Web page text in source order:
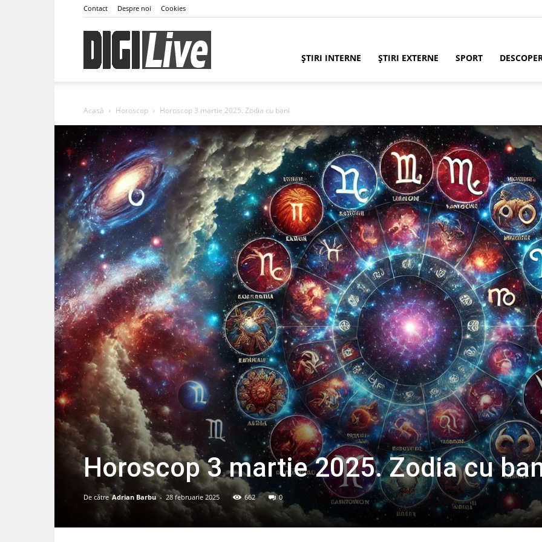
Contact Despre noi Cookies
ȘTIRI INTERNE ȘTIRI EXTERNE SPORT
Acasă Horoscop Horoscop 3 martie 2025. Zodia cu bani
Horoscop 3 martie 2025. Zodia cu
De către Adrian Barbu - 28 februarie 2025 662 0